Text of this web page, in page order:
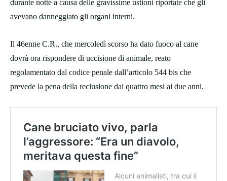
durante notte a causa delle gravissime ustioni riportate che gli
avevano danneggiato gli organi interni.
Il 46enne C.R., che mercoledì scorso ha dato fuoco al cane
dovrà ora rispondere di uccisione di animale, reato
regolamentato dal codice penale dall’articolo 544 bis che
prevede la pena della reclusione dai quattro mesi ai due anni.